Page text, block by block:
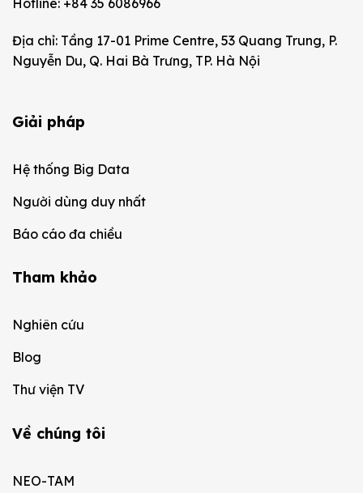
Hotline: +84 35 6086966
Địa chỉ: Tầng 17-01 Prime Centre, 53 Quang Trung, P.
Nguyễn Du, Q. Hai Bà Trưng, TP. Hà Nội
Giải pháp
Hệ thống Big Data
Người dùng duy nhất
Báo cáo đa chiều
Tham khảo
Nghiên cứu
Blog
Thư viện TV
Về chúng tôi
NEO-TAM